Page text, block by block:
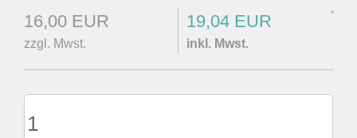
16,00 EUR
zzgl. Mwst.
19,04 EUR *
inkl. Mwst.